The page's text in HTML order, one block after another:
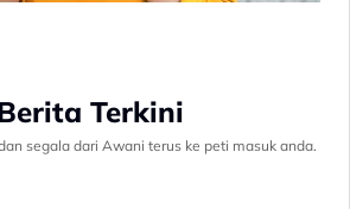
Terkini
segala dari Awani terus ke peti masuk anda.